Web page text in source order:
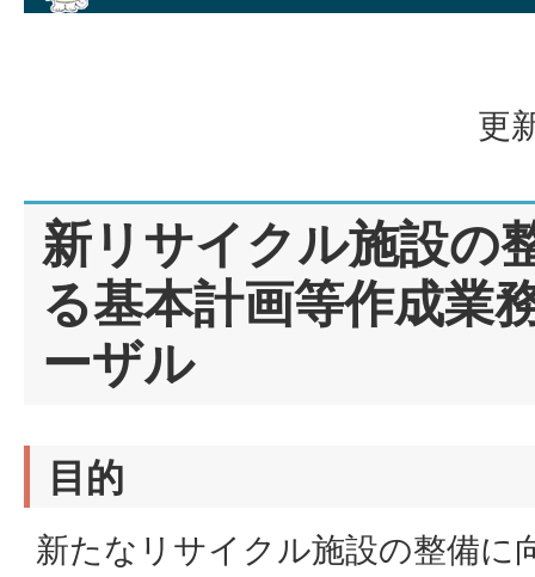
更
新リサイクル施設の
る基本計画等作成業
ーザル
目的
新たなリサイクル施設の整備に